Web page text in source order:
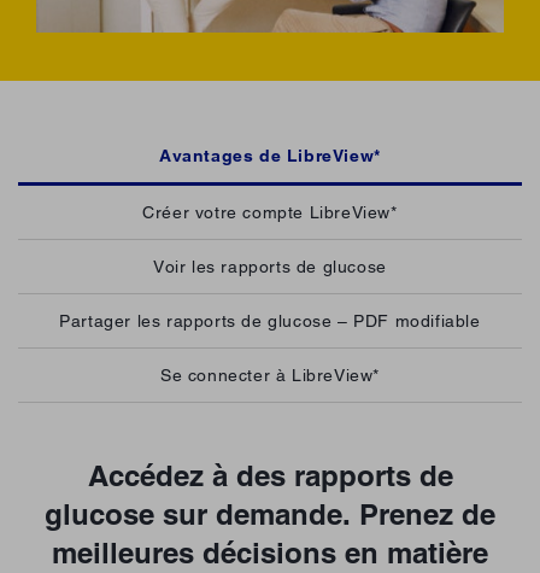
Avantages de LibreView*
Créer votre compte LibreView*
Voir les rapports de glucose
Partager les rapports de glucose – PDF modifiable
Se connecter à LibreView*
Accédez à des rapports de
glucose sur demande. Prenez de
meilleures décisions en matière